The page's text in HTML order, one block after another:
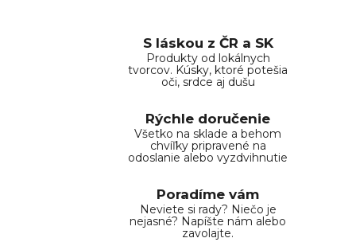
e
p
r
v
y
v
ý
i
s
u
S láskou z ČR a SK
Produkty od lokálnych
tvorcov. Kúsky, ktoré potešia
oči, srdce aj dušu
Rýchle doručenie
Všetko na sklade a behom
chvíľky pripravené na
odoslanie alebo vyzdvihnutie
Poradíme vám
Neviete si rady? Niečo je
nejasné? Napíšte nám alebo
zavolajte.